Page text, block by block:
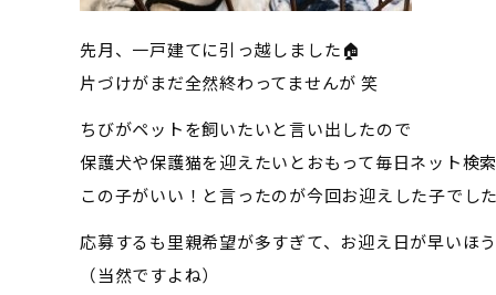
先月、一戸建てに引っ越しました🏠
片づけがまだ全然終わってませんが 笑
ちびがペットを飼いたいと言い出したので
保護犬や保護猫を迎えたいとおもって毎日ネット検索
この子がいい！と言ったのが今回お迎えした子でした
応募するも里親希望が多すぎて、お迎え日が早いほう
（当然ですよね）